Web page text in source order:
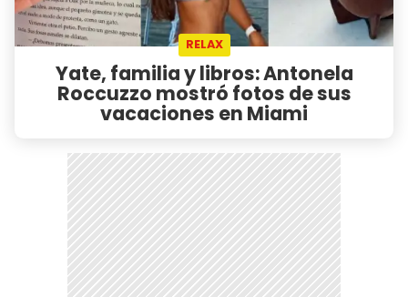
RELAX
Yate, familia y libros: Antonela
Roccuzzo mostró fotos de sus
vacaciones en Miami